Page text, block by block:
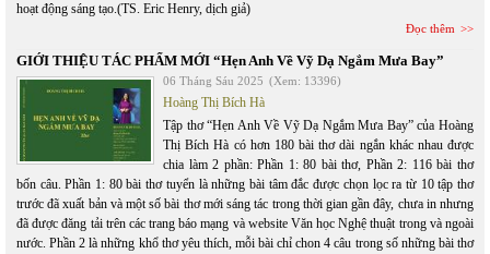
hoạt động sáng tạo.(TS. Eric Henry, dịch giả)
Đọc thêm
GIỚI THIỆU TÁC PHẨM MỚI “Hẹn Anh Về Vỹ Dạ Ngắm Mưa Bay”
06 Tháng Sáu 2025 (Xem: 13396)
Hoàng Thị Bích Hà
Tập thơ “Hẹn Anh Về Vỹ Dạ Ngắm Mưa Bay” của Hoàng
Thị Bích Hà có hơn 180 bài thơ dài ngắn khác nhau được
chia làm 2 phần: Phần 1: 80 bài thơ, Phần 2: 116 bài thơ
bốn câu. Phần 1: 80 bài thơ tuyển là những bài tâm đắc được chọn lọc ra từ 10 tập thơ
trước đã xuất bản và một số bài thơ mới sáng tác trong thời gian gần đây, chưa in nhưng
đã được đăng tải trên các trang báo mạng và website Văn học Nghệ thuật trong và ngoài
nước. Phần 2 là những khổ thơ yêu thích, mỗi bài chỉ chon 4 câu trong số những bài thơ